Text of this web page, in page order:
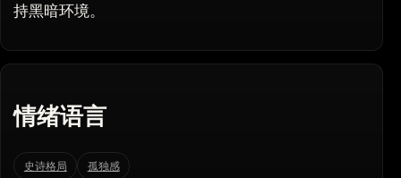
持黑暗环境。
情绪语言
史诗格局 孤独感